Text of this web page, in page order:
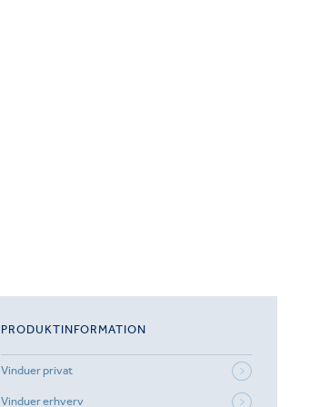
PRODUKTINFORMATION
Vinduer privat
Vinduer erhverv